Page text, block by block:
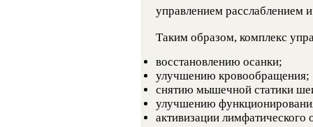
управлением расслаблением
Таким образом, комплекс
восстановлению осанки;
улучшению кровообращения;
снятию мышечной статики
улучшению
активизации лимфатического